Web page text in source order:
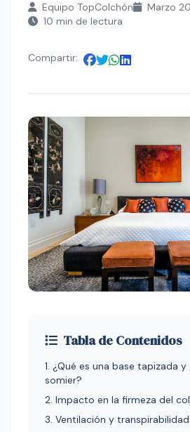
Equipo TopColchón
Marzo
10 min de lectura
Compartir:
Tabla de Contenidos
1. ¿Qué es una base tapizada y
somier?
2. Impacto en la firmeza del
3. Ventilación y transpirabilidad